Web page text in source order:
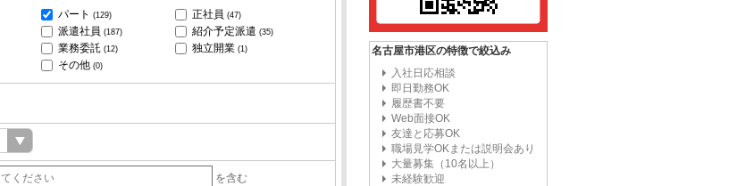
パート (129) 正社員 (47)
派遣社員 (187) 紹介予定派遣 (35)
業務委託 (12) 独立開業 (1)
その他 (0)
を含む
名古屋市港区の特徴で絞込み
入社日応相談
即日勤務OK
履歴書不要
Web面接OK
友達と応募OK
職場見学OKまたは説明会あり
大量募集（10名以上）
未経験歓迎